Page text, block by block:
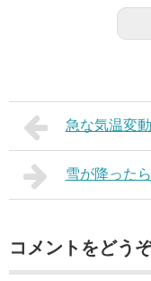
急な気温変
雪が降った
コメントをどう